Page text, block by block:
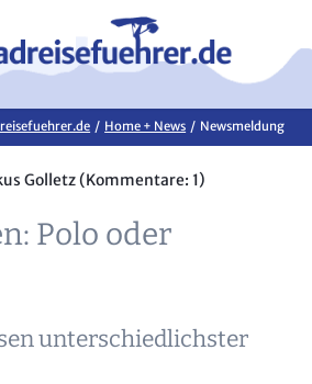
Home + News Newsmeldung
Golletz (Kommentare: 1)
Polo oder
unterschiedlichster